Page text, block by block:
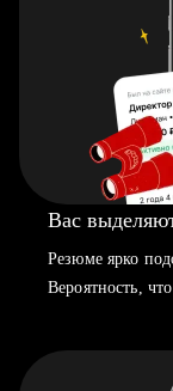
Вас
Резюме ярко
Вероятность,